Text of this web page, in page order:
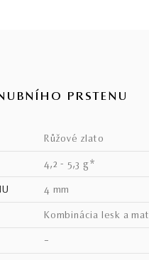
PRSTENU
růžové zlato
4,2 - 5,3 g*
4 mm
kombinácia lesk a mat
–